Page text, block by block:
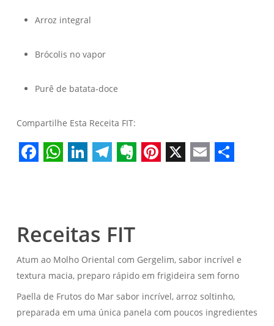
Arroz integral
Brócolis no vapor
Purê de batata-doce
Compartilhe Esta Receita FIT:
Facebook
WhatsApp
LinkedIn
Telegram
Evernote
Pinterest
X EmailShare
Receitas FIT
Atum ao Molho Oriental com Gergelim, sabor incrível e
textura macia, preparo rápido em frigideira sem forno
Paella de Frutos do Mar sabor incrível, arroz soltinho,
preparada em uma única panela com poucos ingredientes